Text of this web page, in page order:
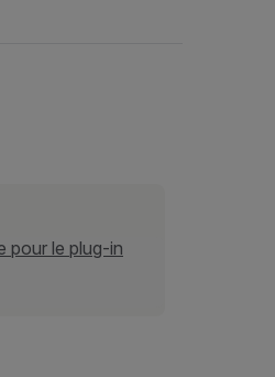
pour le plug-in